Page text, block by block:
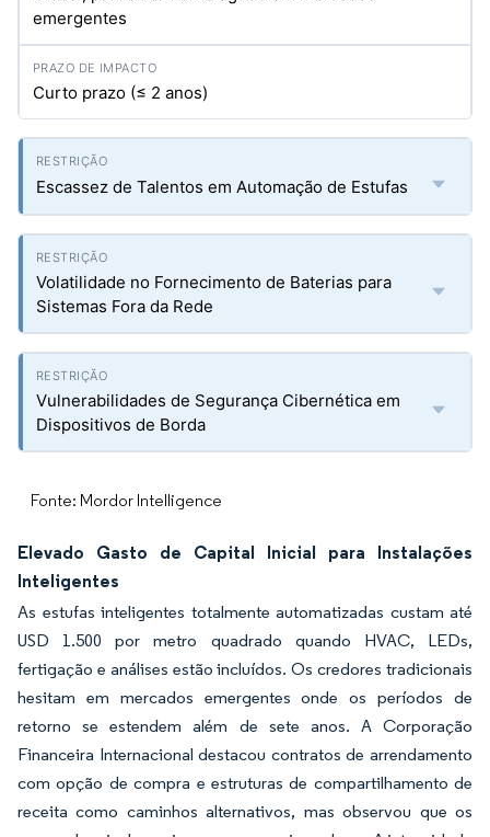
emergentes
Curto prazo (≤ 2 anos)
Escassez de Talentos em Automação de Estufas
Volatilidade no Fornecimento de Baterias para
Sistemas Fora da Rede
Vulnerabilidades de Segurança Cibernética em
Dispositivos de Borda
Fonte: Mordor Intelligence
Elevado Gasto de Capital Inicial para Instalações
Inteligentes
As estufas inteligentes totalmente automatizadas custam até
USD 1.500 por metro quadrado quando HVAC, LEDs,
fertigação e análises estão incluídos. Os credores tradicionais
hesitam em mercados emergentes onde os períodos de
retorno se estendem além de sete anos. A Corporação
Financeira Internacional destacou contratos de arrendamento
com opção de compra e estruturas de compartilhamento de
receita como caminhos alternativos, mas observou que os